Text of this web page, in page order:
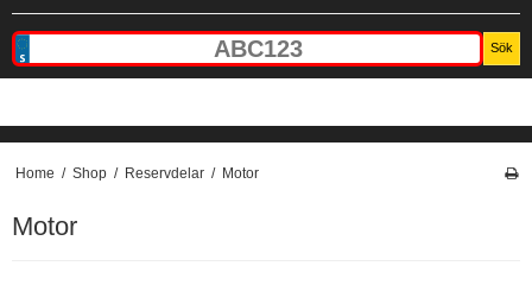
Sök
Home / Shop / Reservdelar / Motor
Motor